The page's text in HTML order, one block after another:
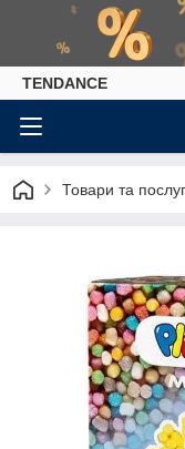
TENDANCE
Товари та